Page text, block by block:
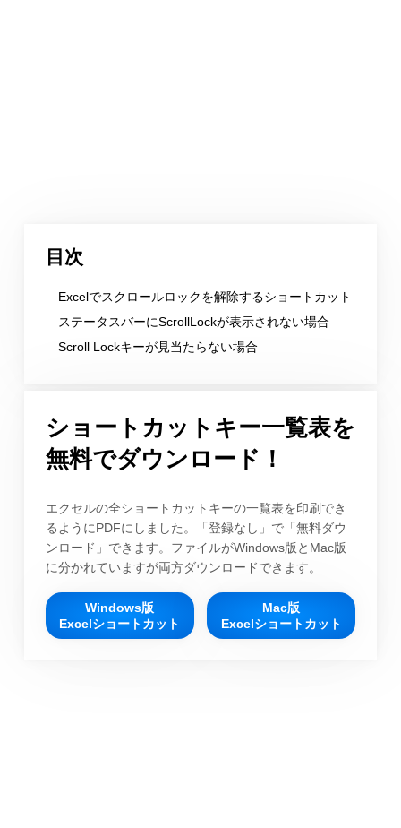
目次
Excelでスクロールロックを解除するショートカット
ステータスバーにScrollLockが表示されない場合
Scroll Lockキーが見当たらない場合
ショートカットキー一覧表を
無料でダウンロード！
エクセルの全ショートカットキーの一覧表を印刷でき
るようにPDFにしました。「登録なし」で「無料ダウ
ンロード」できます。ファイルがWindows版とMac版
に分かれていますが両方ダウンロードできます。
Windows版
Excelショートカット
Mac版
Excelショートカット